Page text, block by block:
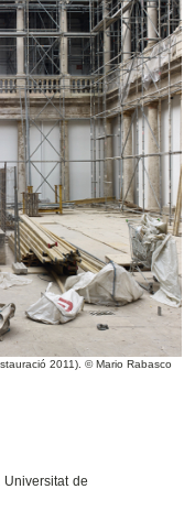
2011). © Mario Rabasco
de